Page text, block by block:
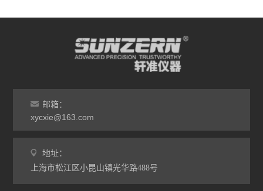
邮箱：
xycxie@163.com
地址：
上海市松江区小昆山镇光华路488号